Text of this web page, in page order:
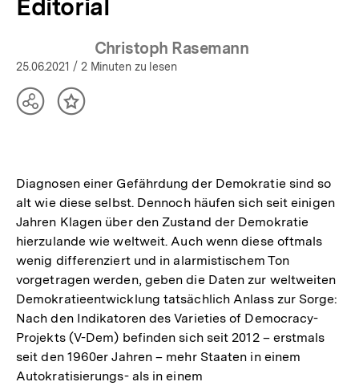
Editorial
Christoph Rasemann
25.06.2021 / 2 Minuten zu lesen
TeilenInhalt
Diagnosen einer Gefährdung der Demokratie sind so
alt wie diese selbst. Dennoch häufen sich seit einigen
Jahren Klagen über den Zustand der Demokratie
hierzulande wie weltweit. Auch wenn diese oftmals
wenig differenziert und in alarmistischem Ton
vorgetragen werden, geben die Daten zur weltweiten
Demokratieentwicklung tatsächlich Anlass zur Sorge:
Nach den Indikatoren des Varieties of Democracy-
Projekts (V-Dem) befinden sich seit 2012 – erstmals
seit den 1960er Jahren – mehr Staaten in einem
Autokratisierungs- als in einem